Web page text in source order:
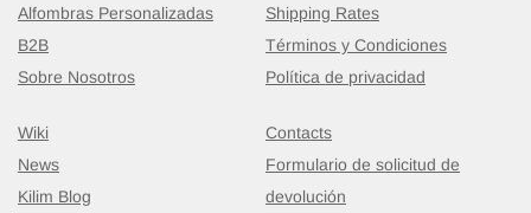
Alfombras Personalizadas
B2B
Sobre Nosotros
Shipping Rates
Términos y Condiciones
Política de privacidad
Wiki
News
Kilim Blog
Contacts
Formulario de solicitud de
devolución